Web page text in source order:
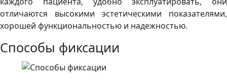
отличаются высокими эстетическими показателями,
хорошей функциональностью и надежностью.
Способы фиксации